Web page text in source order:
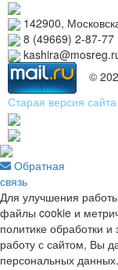
142900,
8 (49669) 2-87-77
©
Старая версия сайта
Обратная
связь
Для улучшения
файлы cookie и
политике обработки
работу с сайтом, Вы
персональных